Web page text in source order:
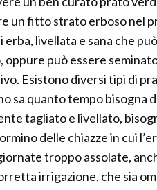
un fitto strato erboso nel
livellata e sana che
oppure può essere
Esistono diversi tipi di
sa quanto tempo bisogna
tagliato e livellato,
delle chiazze in cui
troppo assolate,
irrigazione, che sia